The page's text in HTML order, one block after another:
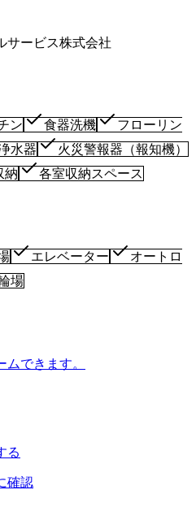
サービス株式会社
ン 食器洗機
フローリン
水器
火災警報器（報知機）
納 各室収納スペース
エレベーター
オートロ
場
できます。
る
確認